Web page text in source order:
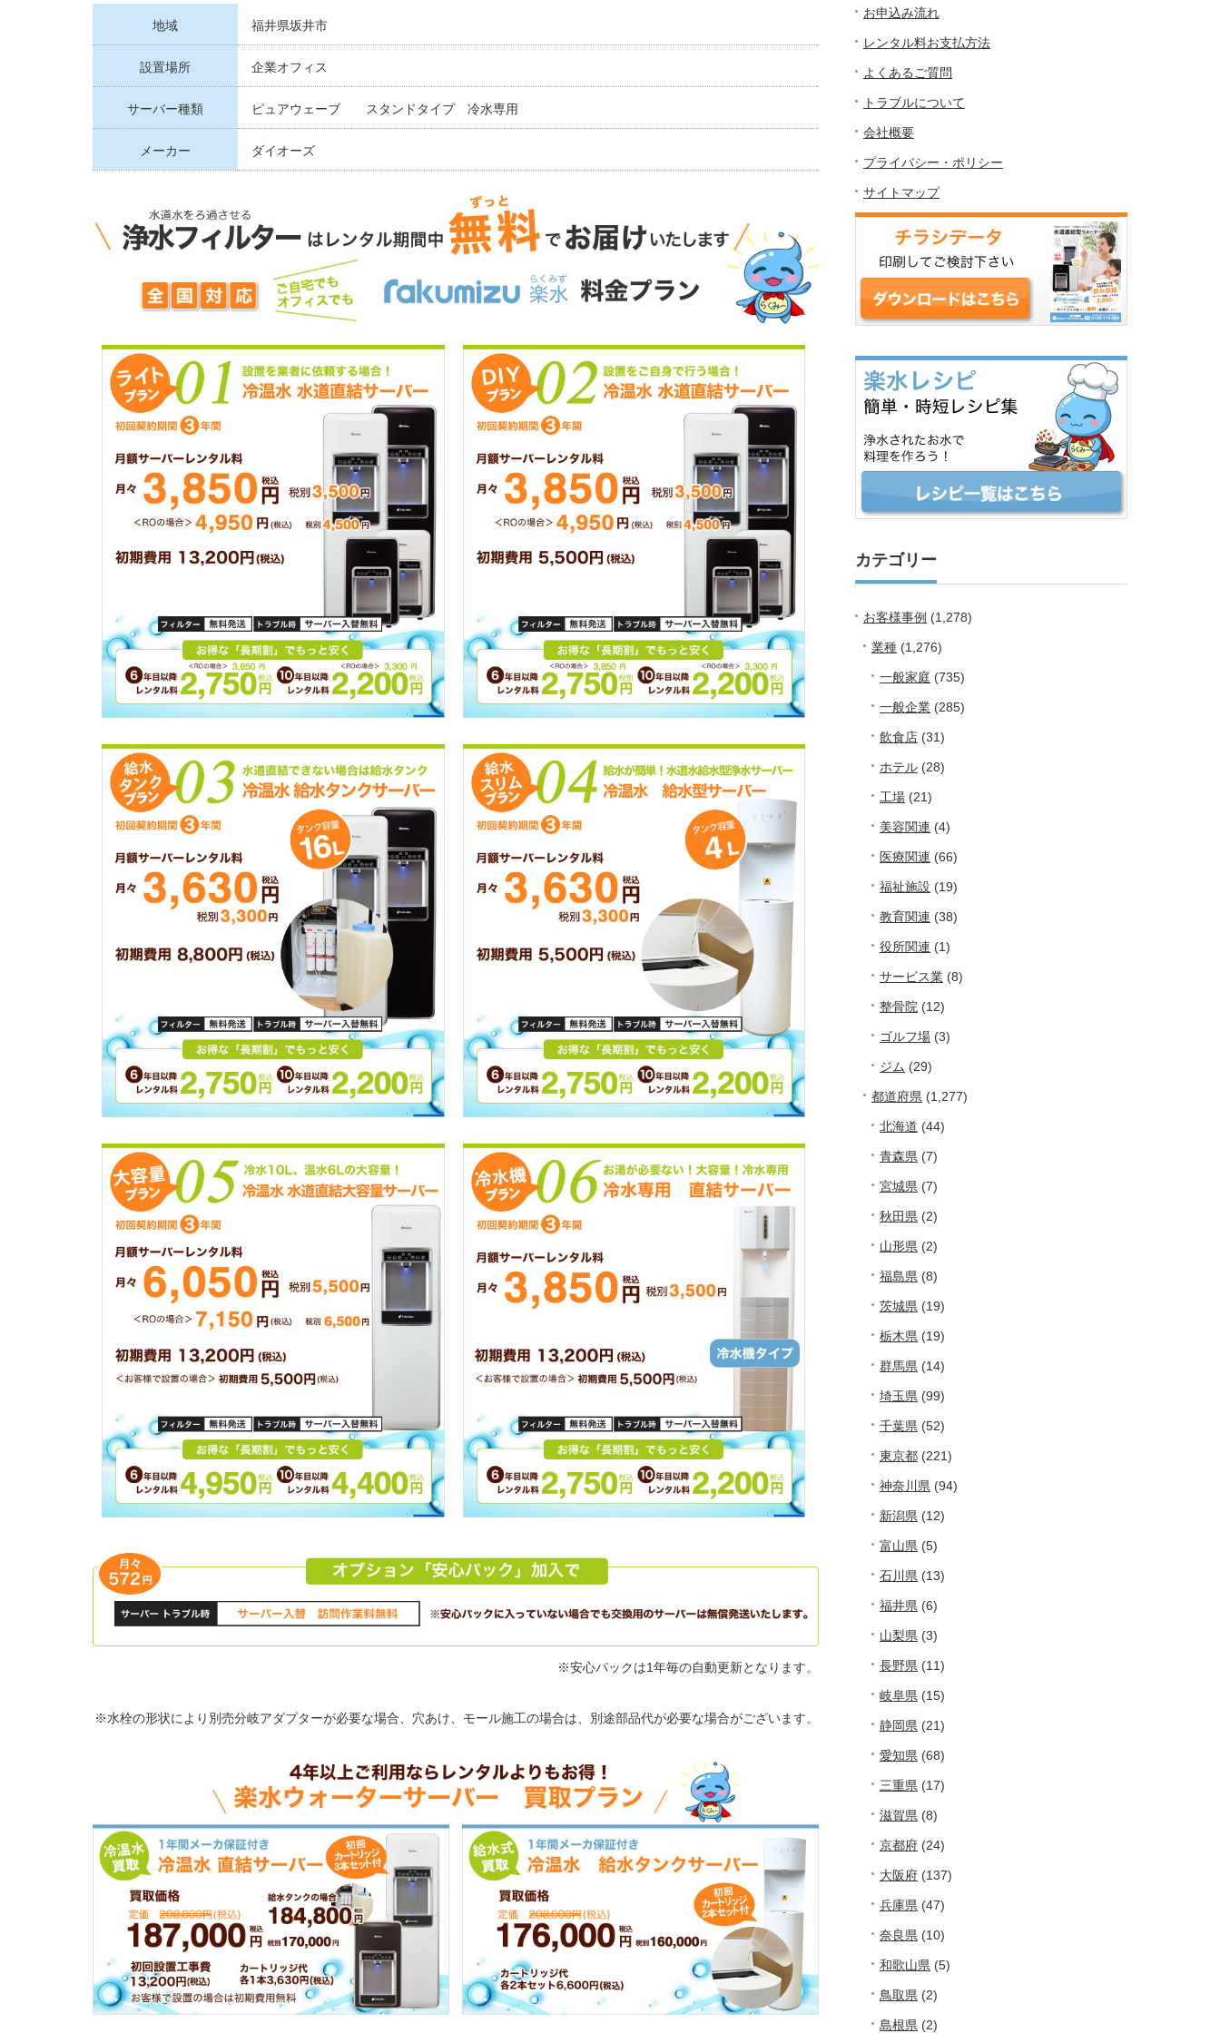
地域 福井県坂井市
設置場所 企業オフィス
サーバー種類 ピュアウェーブ スタンドタイプ 冷水専用
メーカー ダイオーズ
※安心パックは1年毎の自動更新となります。
※水栓の形状により別売分岐アダプターが必要な場合、穴あけ、モール施工の場合は、別途部品代が必要な場合がございます。
お申込み流れ
レンタル料お支払方法
よくあるご質問
トラブルについて
会社概要
プライバシー・ポリシー
サイトマップ
カテゴリー
お客様事例 (1,278)
業種 (1,276)
一般家庭 (735)
一般企業 (285)
飲食店 (31)
ホテル (28)
工場 (21)
美容関連 (4)
医療関連 (66)
福祉施設 (19)
教育関連 (38)
役所関連 (1)
サービス業 (8)
整骨院 (12)
ゴルフ場 (3)
ジム (29)
都道府県 (1,277)
北海道 (44)
青森県 (7)
宮城県 (7)
秋田県 (2)
山形県 (2)
福島県 (8)
茨城県 (19)
栃木県 (19)
群馬県 (14)
埼玉県 (99)
千葉県 (52)
東京都 (221)
神奈川県 (94)
新潟県 (12)
富山県 (5)
石川県 (13)
福井県 (6)
山梨県 (3)
長野県 (11)
岐阜県 (15)
静岡県 (21)
愛知県 (68)
三重県 (17)
滋賀県 (8)
京都府 (24)
大阪府 (137)
兵庫県 (47)
奈良県 (10)
和歌山県 (5)
鳥取県 (2)
島根県 (2)